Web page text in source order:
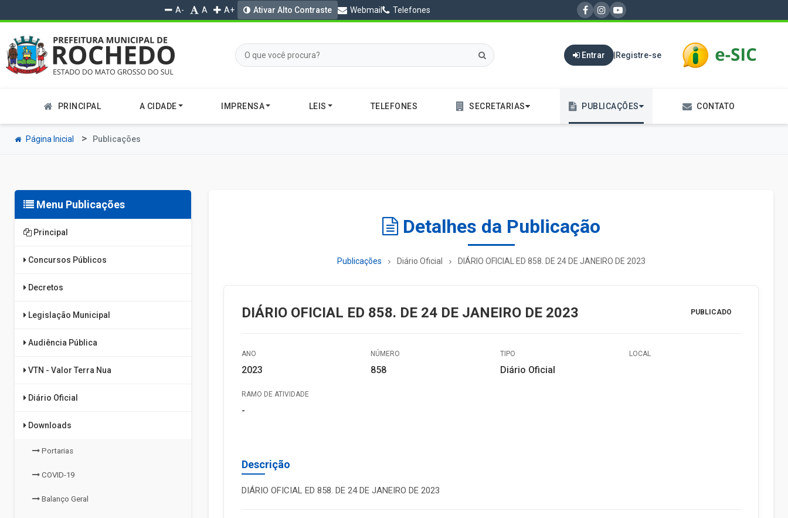
A- A A+ Ativar Alto Contraste Webmail Telefones
Entrar | Registre-se
PRINCIPAL A CIDADE IMPRENSA LEIS TELEFONES SECRETARIAS PUBLICAÇÕES CONTATO
Página Inicial Publicações
Menu Publicações
Principal
Concursos Públicos
Decretos
Legislação Municipal
Audiência Pública
VTN - Valor Terra Nua
Diário Oficial
Downloads
Portarias
COVID-19
Balanço Geral
Detalhes da Publicação
Publicações Diário Oficial DIÁRIO OFICIAL ED 858. DE 24 DE JANEIRO DE 2023
DIÁRIO OFICIAL ED 858. DE 24 DE JANEIRO DE 2023 PUBLICADO
ANO
2023
NÚMERO
858
TIPO
Diário Oficial
LOCAL
RAMO DE ATIVIDADE
-
Descrição
DIÁRIO OFICIAL ED 858. DE 24 DE JANEIRO DE 2023